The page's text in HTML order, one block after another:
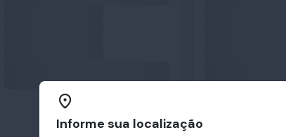
Informe sua localização